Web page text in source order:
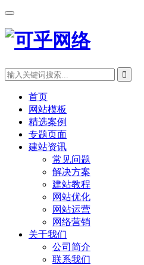
首页
网站模板
精选案例
专题页面
建站资讯
常见问题
解决方案
建站教程
网站优化
网站运营
网络营销
关于我们
公司简介
联系我们